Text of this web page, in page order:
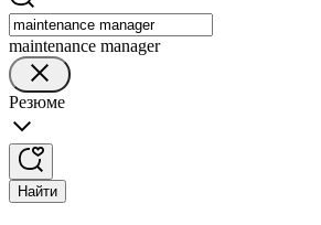
maintenance manager
Резюме
Найти